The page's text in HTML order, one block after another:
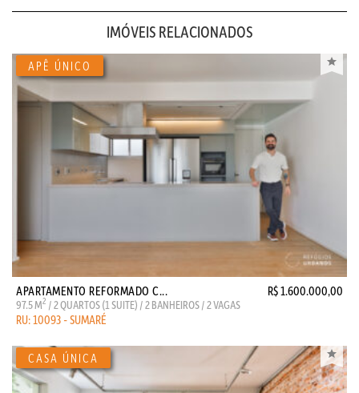
IMÓVEIS RELACIONADOS
APARTAMENTO REFORMADO C... R$ 1.600.000,00
97.5 M2 / 2 QUARTOS (1 SUITE) / 2 BANHEIROS / 2 VAGAS
RU: 10093 - SUMARÉ